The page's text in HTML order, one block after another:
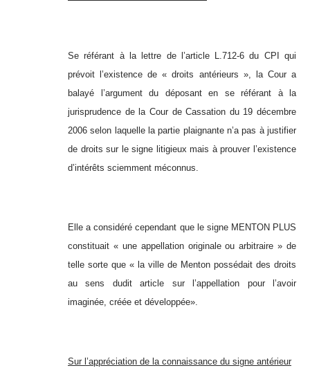
Se référant à la lettre de l’article L.712-6 du CPI qui
prévoit l’existence de « droits antérieurs », la Cour a
balayé l’argument du déposant en se référant à la
jurisprudence de la Cour de Cassation du 19 décembre
2006 selon laquelle la partie plaignante n’a pas à justifier
de droits sur le signe litigieux mais à prouver l’existence
d’intérêts sciemment méconnus.
Elle a considéré cependant que le signe MENTON PLUS
constituait « une appellation originale ou arbitraire » de
telle sorte que « la ville de Menton possédait des droits
au sens dudit article sur l’appellation pour l’avoir
imaginée, créée et développée».
Sur l’appréciation de la connaissance du signe antérieur